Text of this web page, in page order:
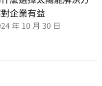
企業有益
年 10 月 30 日